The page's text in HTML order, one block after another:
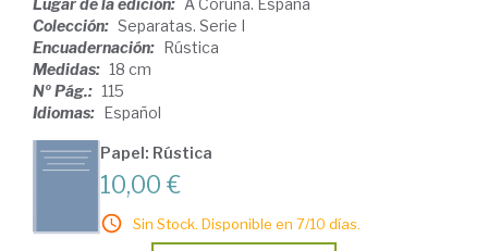
Colección: Separatas. Serie I
Encuadernación: Rústica
Medidas: 18 cm
Nº Pág.: 115
Idiomas: Español
Papel: Rústica
10,00 €
Sin Stock. Disponible en 7/10 días.